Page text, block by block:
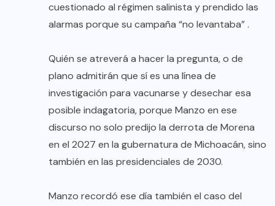
cuestionado al régimen salinista y prendido las
alarmas porque su campaña “no levantaba” .
Quién se atreverá a hacer la pregunta, o de
plano admitirán que sí es una línea de
investigación para vacunarse y desechar esa
posible indagatoria, porque Manzo en ese
discurso no solo predijo la derrota de Morena
en el 2027 en la gubernatura de Michoacán, sino
también en las presidenciales de 2030.
Manzo recordó ese día también el caso del